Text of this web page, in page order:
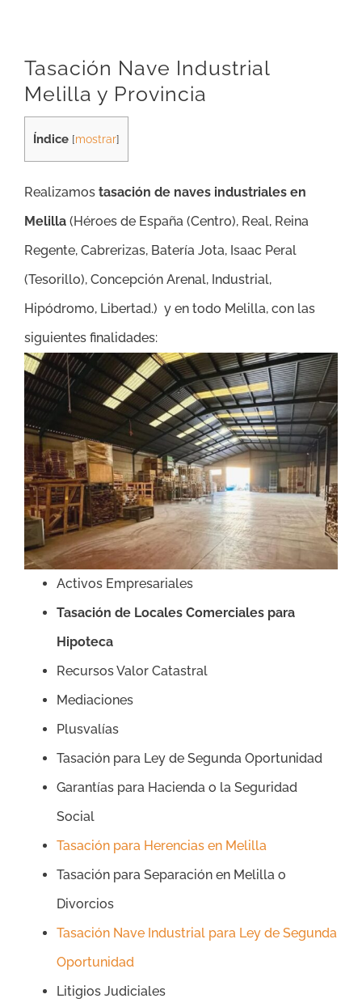
Tasación Nave Industrial
Melilla y Provincia
Índice [mostrar]
Realizamos tasación de naves industriales en
Melilla (Héroes de España (Centro), Real, Reina
Regente, Cabrerizas, Batería Jota, Isaac Peral
(Tesorillo), Concepción Arenal, Industrial,
Hipódromo, Libertad.) y en todo Melilla, con las
siguientes finalidades:
Activos Empresariales
Tasación de Locales Comerciales para
Hipoteca
Recursos Valor Catastral
Mediaciones
Plusvalías
Tasación para Ley de Segunda Oportunidad
Garantías para Hacienda o la Seguridad
Social
Tasación para Herencias en Melilla
Tasación para Separación en Melilla o
Divorcios
Tasación Nave Industrial para Ley de Segunda
Oportunidad
Litigios Judiciales